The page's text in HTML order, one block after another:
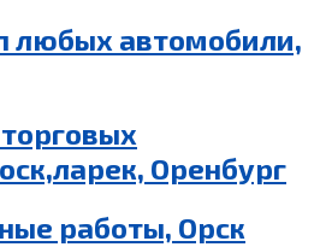
любых автомобили,
Оренбург
работы, Орск